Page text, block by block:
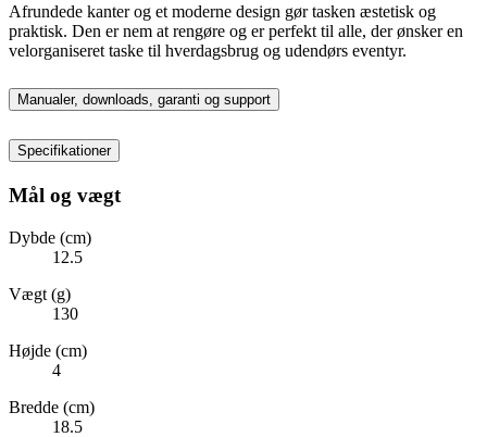
Afrundede kanter og et moderne design gør tasken æstetisk og
praktisk. Den er nem at rengøre og er perfekt til alle, der ønsker en
velorganiseret taske til hverdagsbrug og udendørs eventyr.
Manualer, downloads, garanti og support
Specifikationer
Mål og vægt
Dybde (cm)
12.5
Vægt (g)
130
Højde (cm)
4
Bredde (cm)
18.5